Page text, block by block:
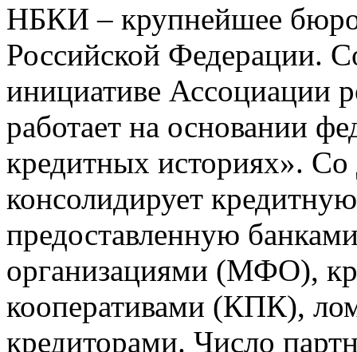
НБКИ – крупнейшее
Российской Федерации.
инициативе Ассоциации
работает на основании
кредитных историях».
консолидирует
предоставленную
организациями (МФО),
кооперативами (КПК),
кредиторами. Число